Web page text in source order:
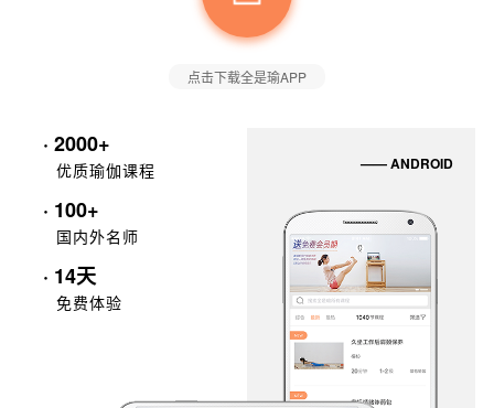
点击下载全是瑜APP
· 2000+
优质瑜伽课程
· 100+
国内外名师
· 14天
免费体验
—— ANDROID